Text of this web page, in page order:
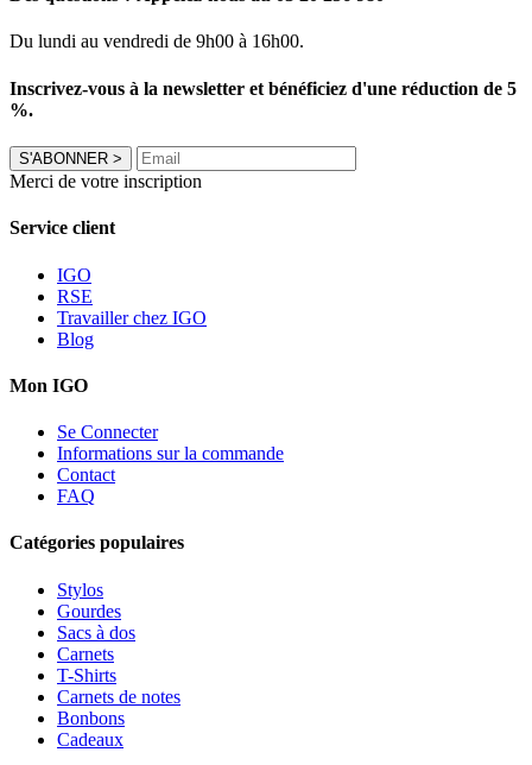
Du lundi au vendredi de 9h00 à 16h00.
Inscrivez-vous à la newsletter et bénéficiez d'une réduction de 5
%.
S'ABONNER >
Merci de votre inscription
Service client
IGO
RSE
Travailler chez IGO
Blog
Mon IGO
Se Connecter
Informations sur la commande
Contact
FAQ
Catégories populaires
Stylos
Gourdes
Sacs à dos
Carnets
T-Shirts
Carnets de notes
Bonbons
Cadeaux